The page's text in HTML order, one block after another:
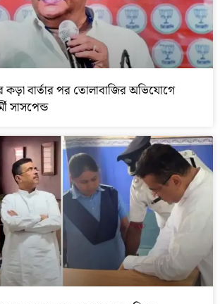
কড়া বার্তার পর তোলাবাজির অভিযোগে
সাসপেন্ড